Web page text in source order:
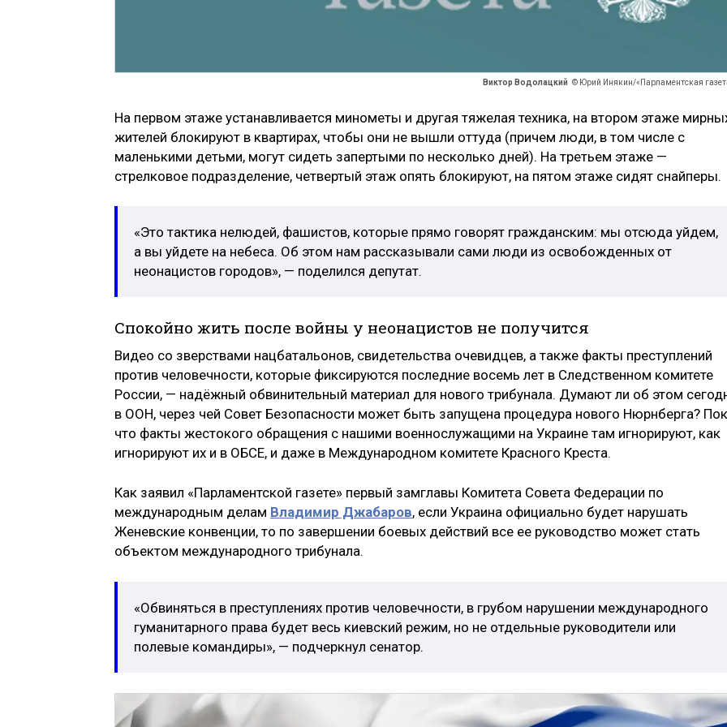
Виктор Водолацкий © Юрий Инякин/«Парламентская
На первом этаже устанавливается минометы и другая тяжелая техника, на втором этаже
жителей блокируют в квартирах, чтобы они не вышли оттуда (причем люди, в том числе с
маленькими детьми, могут сидеть запертыми по несколько дней). На третьем этаже —
стрелковое подразделение, четвертый этаж опять блокируют, на пятом этаже сидят снайперы.
«Это тактика нелюдей, фашистов, которые прямо говорят гражданским: мы отсюда уйдем,
а вы уйдете на небеса. Об этом нам рассказывали сами люди из освобожденных от
неонацистов городов», — поделился депутат.
Спокойно жить после войны у неонацистов не получится
Видео со зверствами нацбатальонов, свидетельства очевидцев, а также факты преступлений
против человечности, которые фиксируются последние восемь лет в Следственном комитете
России, — надёжный обвинительный материал для нового трибунала. Думают ли об этом
в ООН, через чей Совет Безопасности может быть запущена процедура нового Нюрнберга?
что факты жестокого обращения с нашими военнослужащими на Украине там игнорируют, как
игнорируют их и в ОБСЕ, и даже в Международном комитете Красного Креста.
Как заявил «Парламентской газете» первый замглавы Комитета Совета Федерации по
международным делам Владимир Джабаров, если Украина официально будет нарушать
Женевские конвенции, то по завершении боевых действий все ее руководство может стать
объектом международного трибунала.
«Обвиняться в преступлениях против человечности, в грубом нарушении международного
гуманитарного права будет весь киевский режим, но не отдельные руководители или
полевые командиры», — подчеркнул сенатор.